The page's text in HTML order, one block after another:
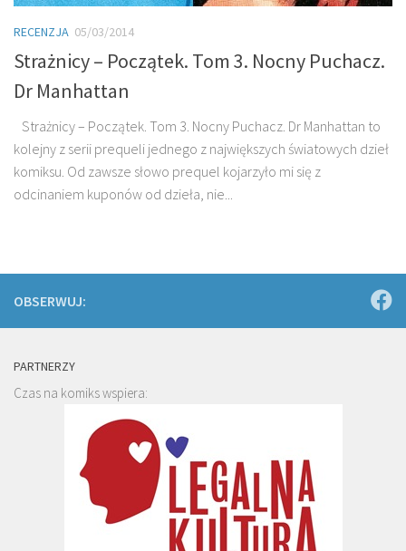
RECENZJA 05/03/2014
Strażnicy – Początek. Tom 3. Nocny Puchacz.
Dr Manhattan
Strażnicy – Początek. Tom 3. Nocny Puchacz. Dr Manhattan to
kolejny z serii prequeli jednego z największych światowych dzieł
komiksu. Od zawsze słowo prequel kojarzyło mi się z
odcinaniem kuponów od dzieła, nie...
OBSERWUJ:
PARTNERZY
Czas na komiks wspiera: